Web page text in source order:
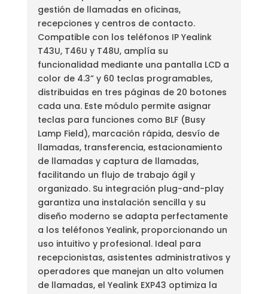
gestión de llamadas en oficinas,
recepciones y centros de contacto.
Compatible con los teléfonos IP Yealink
T43U, T46U y T48U, amplía su
funcionalidad mediante una pantalla LCD a
color de 4.3” y 60 teclas programables,
distribuidas en tres páginas de 20 botones
cada una. Este módulo permite asignar
teclas para funciones como BLF (Busy
Lamp Field), marcación rápida, desvío de
llamadas, transferencia, estacionamiento
de llamadas y captura de llamadas,
facilitando un flujo de trabajo ágil y
organizado. Su integración plug-and-play
garantiza una instalación sencilla y su
diseño moderno se adapta perfectamente
a los teléfonos Yealink, proporcionando un
uso intuitivo y profesional. Ideal para
recepcionistas, asistentes administrativos y
operadores que manejan un alto volumen
de llamadas, el Yealink EXP43 optimiza la